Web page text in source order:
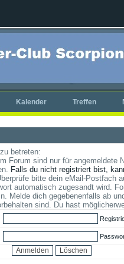
Kalender Treffen
betreten:
Forum sind nur für
Falls du nicht registriert bist,
bitte dein eMail-Postfach
automatisch zugesandt wird.
Melde dich gegebenenfalls ab
sind. Du hast